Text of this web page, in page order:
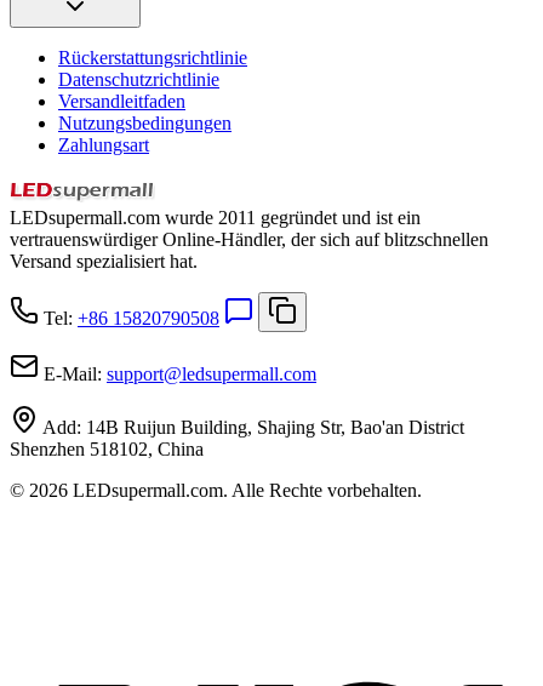
Rückerstattungsrichtlinie
Datenschutzrichtlinie
Versandleitfaden
Nutzungsbedingungen
Zahlungsart
LEDsupermall.com wurde 2011 gegründet und ist ein
vertrauenswürdiger Online-Händler, der sich auf blitzschnellen
Versand spezialisiert hat.
Tel: +86 15820790508
E-Mail: support@ledsupermall.com
Add: 14B Ruijun Building, Shajing Str, Bao'an District
Shenzhen 518102, China
© 2026 LEDsupermall.com. Alle Rechte vorbehalten.